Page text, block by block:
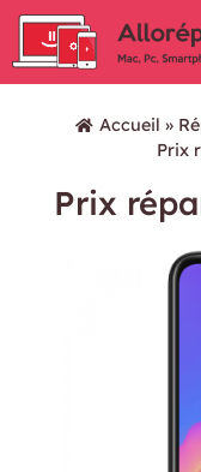
Accueil »
Prix
Prix